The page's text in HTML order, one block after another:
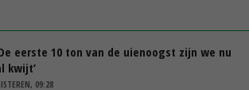
eerste 10 ton van de uienoogst zijn we nu
kwijt’
09:28